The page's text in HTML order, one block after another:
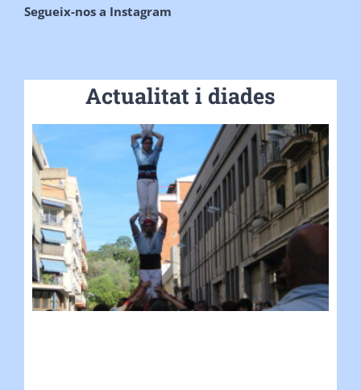
Segueix-nos a Instagram
Actualitat i diades